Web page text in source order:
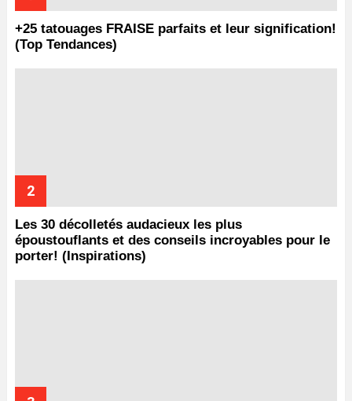
+25 tatouages ​​FRAISE parfaits et leur signification!
(Top Tendances)
Les 30 décolletés audacieux les plus
époustouflants et des conseils incroyables pour le
porter! (Inspirations)